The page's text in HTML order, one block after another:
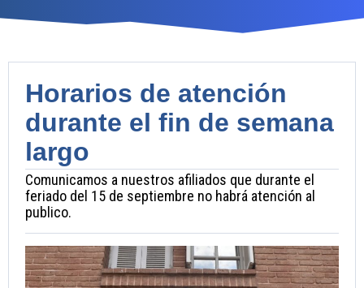
Horarios de atención
durante el fin de semana
largo
Comunicamos a nuestros afiliados que durante el
feriado del 15 de septiembre no habrá atención al
publico.